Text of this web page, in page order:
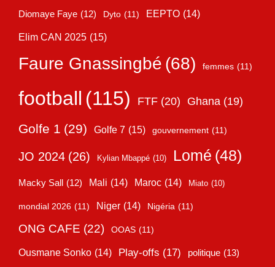
Diomaye Faye (12) Dyto (11) EEPTO (14)
Elim CAN 2025 (15)
Faure Gnassingbé (68) femmes (11)
football (115) FTF (20) Ghana (19)
Golfe 1 (29) Golfe 7 (15) gouvernement (11)
JO 2024 (26) Kylian Mbappé (10) Lomé (48)
Macky Sall (12) Mali (14) Maroc (14) Miato (10)
mondial 2026 (11) Niger (14) Nigéria (11)
ONG CAFE (22) OOAS (11)
Ousmane Sonko (14) Play-offs (17) politique (13)